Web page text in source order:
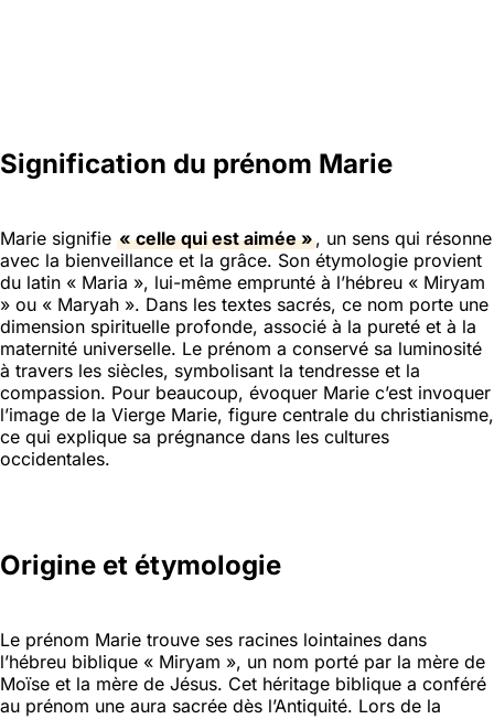
Signification du prénom Marie
Marie signifie « celle qui est aimée », un sens qui résonne
avec la bienveillance et la grâce. Son étymologie provient
du latin « Maria », lui-même emprunté à l’hébreu « Miryam
» ou « Maryah ». Dans les textes sacrés, ce nom porte une
dimension spirituelle profonde, associé à la pureté et à la
maternité universelle. Le prénom a conservé sa luminosité
à travers les siècles, symbolisant la tendresse et la
compassion. Pour beaucoup, évoquer Marie c’est invoquer
l’image de la Vierge Marie, figure centrale du christianisme,
ce qui explique sa prégnance dans les cultures
occidentales.
Origine et étymologie
Le prénom Marie trouve ses racines lointaines dans
l’hébreu biblique « Miryam », un nom porté par la mère de
Moïse et la mère de Jésus. Cet héritage biblique a conféré
au prénom une aura sacrée dès l’Antiquité. Lors de la